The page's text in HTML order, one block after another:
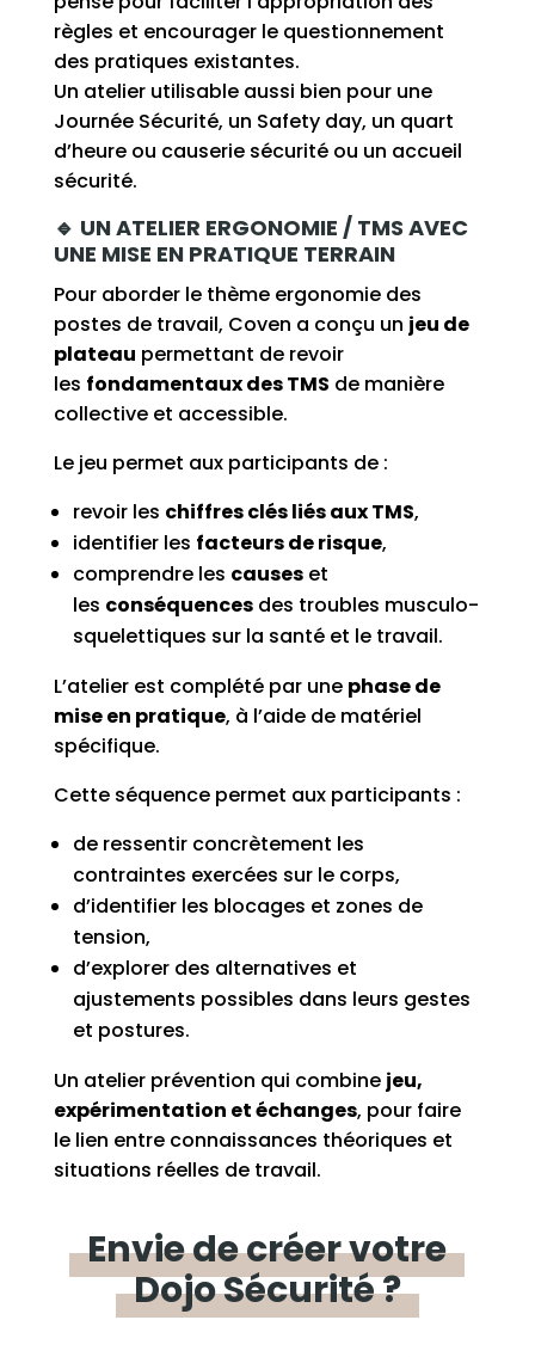
règles et encourager le questionnement
des pratiques existantes.
Un atelier utilisable aussi bien pour une
Journée Sécurité, un Safety day, un quart
d’heure ou causerie sécurité ou un accueil
sécurité.
🔹 UN ATELIER ERGONOMIE / TMS AVEC
UNE MISE EN PRATIQUE TERRAIN
Pour aborder le thème ergonomie des
postes de travail, Coven a conçu un jeu de
plateau permettant de revoir
les fondamentaux des TMS de manière
collective et accessible.
Le jeu permet aux participants de :
revoir les chiffres clés liés aux TMS,
identifier les facteurs de risque,
comprendre les causeset
les conséquencesdes troubles musculo-
squelettiques sur la santé et le travail.
L’atelier est complété par une phase de
mise en pratique, à l’aide de matériel
spécifique.
Cette séquence permet aux participants :
de ressentir concrètement les
contraintes exercées sur le corps,
d’identifier les blocages et zones de
tension,
d’explorer des alternatives et
ajustements possibles dans leurs gestes
et postures.
Un atelier prévention qui combine jeu,
expérimentation et échanges, pour faire
le lien entre connaissances théoriques et
situations réelles de travail.
Enviedecréervotre
DojoSécurité ?